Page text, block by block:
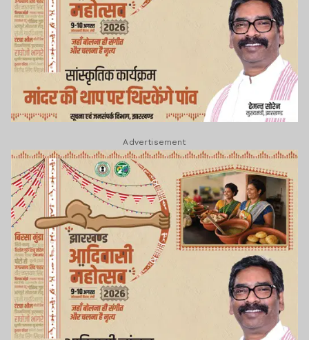
Advertisement